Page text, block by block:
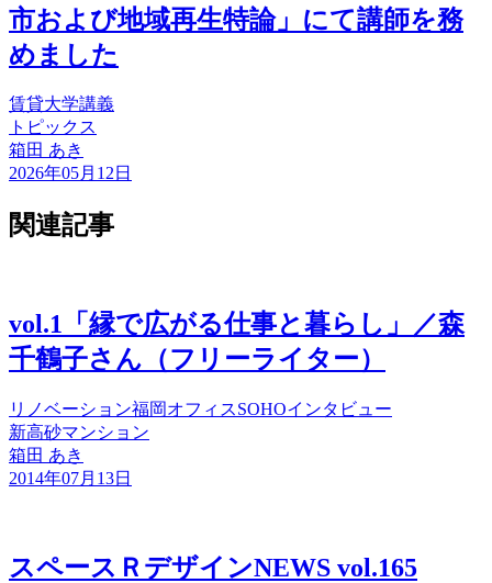
市および地域再生特論」にて講師を務
めました
賃貸大学講義
トピックス
箱田 あき
2026年05月12日
関連記事
vol.1「縁で広がる仕事と暮らし」／森
千鶴子さん（フリーライター）
リノベーション福岡オフィスSOHOインタビュー
新高砂マンション
箱田 あき
2014年07月13日
スペースＲデザインNEWS vol.165